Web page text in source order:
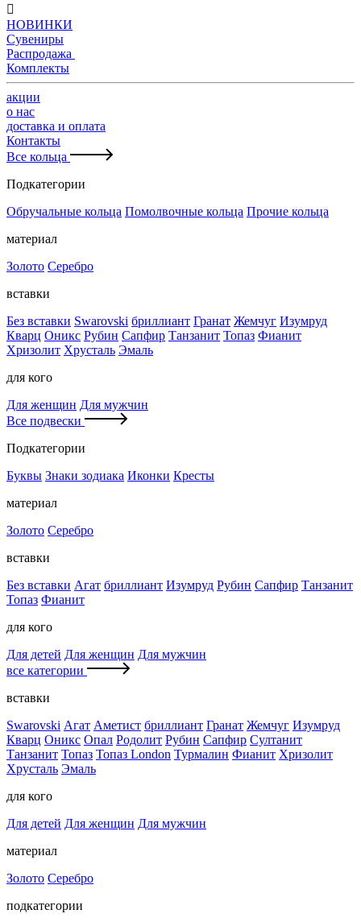

НОВИНКИ
Сувениры
Распродажа
Комплекты
акции
о нас
доставка и оплата
Контакты
Все кольца
Подкатегории
Обручальные кольца Помолвочные кольца Прочие кольца
материал
Золото Серебро
вставки
Без вставки Swarovski бриллиант Гранат Жемчуг Изумруд
Кварц Оникс Рубин Сапфир Танзанит Топаз Фианит
Хризолит Хрусталь Эмаль
для кого
Для женщин Для мужчин
Все подвески
Подкатегории
Буквы Знаки зодиака Иконки Кресты
материал
Золото Серебро
вставки
Без вставки Агат бриллиант Изумруд Рубин Сапфир Танзанит
Топаз Фианит
для кого
Для детей Для женщин Для мужчин
все категории
вставки
Swarovski Агат Аметист бриллиант Гранат Жемчуг Изумруд
Кварц Оникс Опал Родолит Рубин Сапфир Султанит
Танзанит Топаз Топаз London Турмалин Фианит Хризолит
Хрусталь Эмаль
для кого
Для детей Для женщин Для мужчин
материал
Золото Серебро
подкатегории